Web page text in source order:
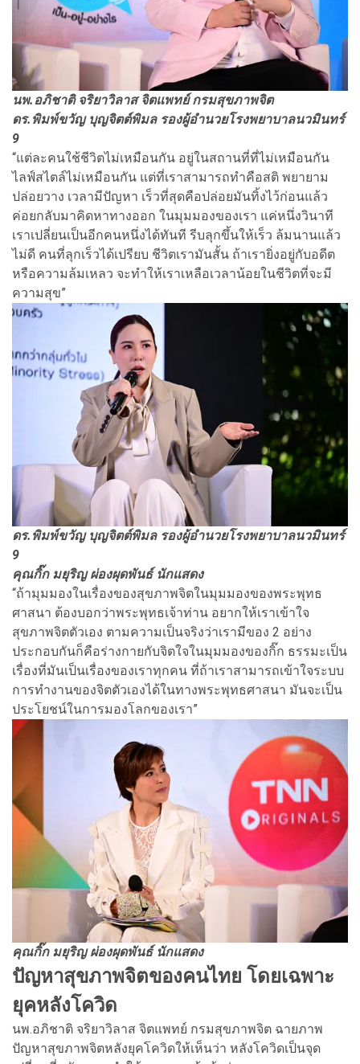
นพ.อภิชาติ จริยาวิลาส จิตแพทย์ กรมสุขภาพจิต
ดร.พิมพ์ขวัญ บุญจิตต์พิมล รองผู้อำนวยโรงพยาบาลนวมินทร์
9
“แต่ละคนใช้ชีวิตไม่เหมือนกัน อยู่ในสถานที่ที่ไม่เหมือนกัน
ไลฟ์สไตล์ไม่เหมือนกัน แต่ที่เราสามารถทําคือสติ พยายาม
ปล่อยวาง เวลามีปัญหา เร็วที่สุดคือปล่อยมันทิ้งไว้ก่อนแล้ว
ค่อยกลับมาคิดหาทางออก ในมุมมองของเรา แค่หนึ่งวินาที
เราเปลี่ยนเป็นอีกคนหนึ่งได้ทันที รีบลุกขึ้นให้เร็ว ล้มนานแล้ว
ไม่ดี คนที่ลุกเร็วได้เปรียบ ชีวิตเรามันสั้น ถ้าเรายิ่งอยู่กับอดีต
หรือความล้มเหลว จะทำให้เราเหลือเวลาน้อยในชีวิตที่จะมี
ความสุข”
ดร.พิมพ์ขวัญ บุญจิตต์พิมล รองผู้อำนวยโรงพยาบาลนวมินทร์
9
คุณกิ๊ก มยุริญ ผ่องผุดพันธ์ นักแสดง
“ถ้ามุมมองในเรื่องของสุขภาพจิตในมุมมองของพระพุทธ
ศาสนา ต้องบอกว่าพระพุทธเจ้าท่าน อยากให้เราเข้าใจ
สุขภาพจิตตัวเอง ตามความเป็นจริงว่าเรามีของ 2 อย่าง
ประกอบกันก็คือร่างกายกับจิตใจในมุมมองของกิ๊ก ธรรมะเป็น
เรื่องที่มันเป็นเรื่องของเราทุกคน ที่ถ้าเราสามารถเข้าใจระบบ
การทํางานของจิตตัวเองได้ในทางพระพุทธศาสนา มันจะเป็น
ประโยชน์ในการมองโลกของเรา”
คุณกิ๊ก มยุริญ ผ่องผุดพันธ์ นักแสดง
ปัญหาสุขภาพจิตของคนไทย โดยเฉพาะ
ยุคหลังโควิด
นพ.อภิชาติ จริยาวิลาส จิตแพทย์ กรมสุขภาพจิต ฉายภาพ
ปัญหาสุขภาพจิตหลังยุคโควิดให้เห็นว่า หลังโควิดเป็นจุด